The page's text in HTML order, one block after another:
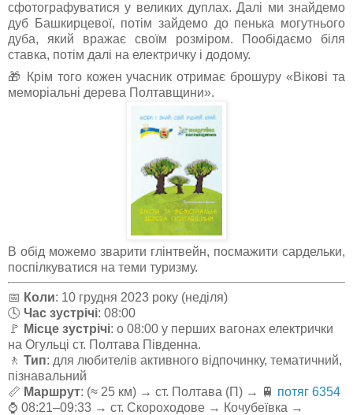
сфотографуватися у великих дуплах. Далі ми знайдемо
дуб Башкирцевої, потім зайдемо до пенька могутнього
дуба, який вражає своїм розміром. Пообідаємо біля
ставка, потім далі на електричку і додому.
🎁 Крім того кожен учасник отримає брошуру «Вікові та
меморіальні дерева Полтавщини».
В обід можемо зварити глінтвейн, посмажити сардельки,
поспілкуватися на теми туризму.
📅 Коли: 10 грудня 2023 року (неділя)
🕓 Час зустрічі: 08:00
🚩 Місце зустрічі: о 08:00 у перших вагонах електрички
на Огульці ст. Полтава Південна.
🚶 Тип: для любителів активного відпочинку, тематичний,
пізнавальний
📏 Маршрут: (≈ 25 км) → ст. Полтава (П) → 🚆 потяг 6354
⌚ 08:21–09:33 → ст. Скороходове → Кочубеївка →